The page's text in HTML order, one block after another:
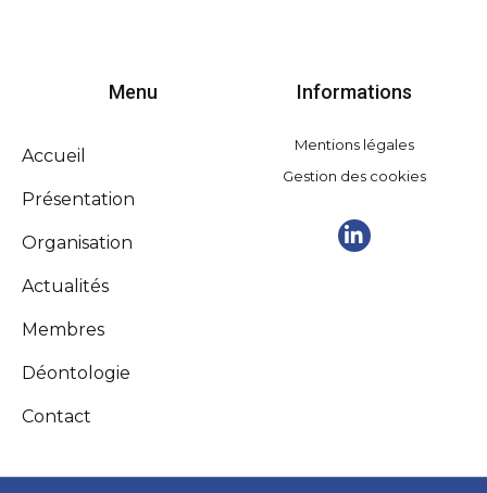
Menu
Accueil
Présentation
Organisation
Actualités
Membres
Déontologie
Contact
Informations
Mentions légales
Gestion des cookies